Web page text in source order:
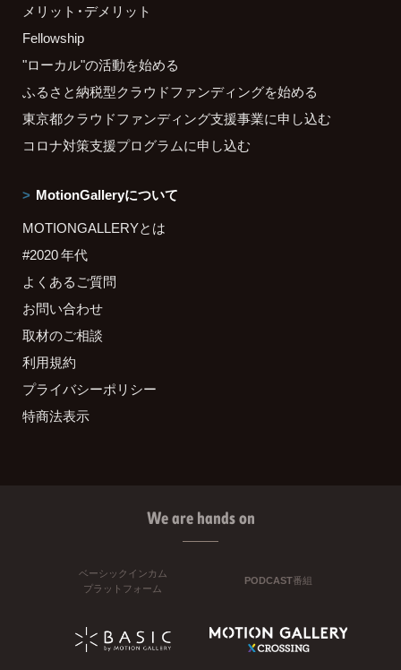
メリット・デメリット
Fellowship
"ローカル"の活動を始める
ふるさと納税型クラウドファンディングを始める
東京都クラウドファンディング支援事業に申し込む
コロナ対策支援プログラムに申し込む
MotionGalleryについて
MOTIONGALLERYとは
#2020 年代
よくあるご質問
お問い合わせ
取材のご相談
利用規約
プライバシーポリシー
特商法表示
We are hands on
ベーシックインカム
プラットフォーム
PODCAST番組